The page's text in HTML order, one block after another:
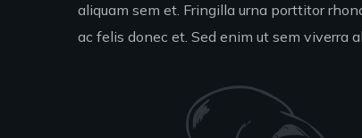
aliquam sem et. Fringilla urna porttitor
ac felis donec et. Sed enim ut sem viverra